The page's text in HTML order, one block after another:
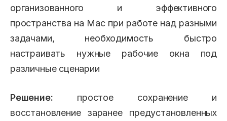
организованного и эффективного
пространства на Mac при работе над разными
задачами, необходимость быстро
настраивать нужные рабочие окна под
различные сценарии
Решение: простое сохранение и
восстановление заранее предустановленных